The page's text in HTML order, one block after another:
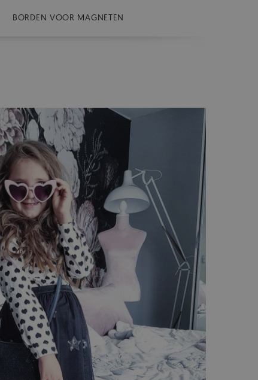
BORDEN VOOR MAGNETEN